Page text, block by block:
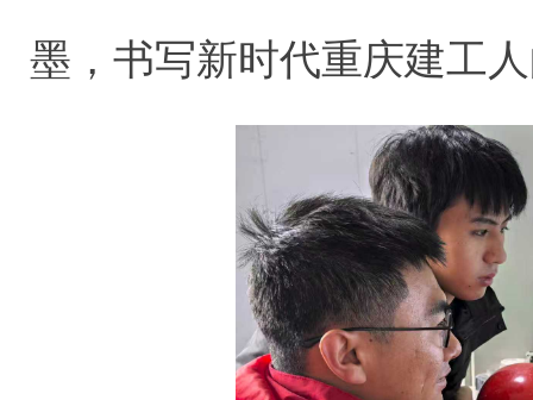
墨，书写新时代重庆建工